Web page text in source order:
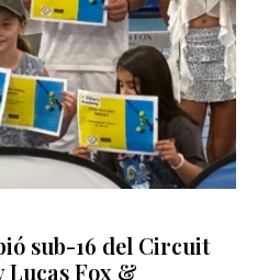
sub-16 del Circuit
Lucas Fox &